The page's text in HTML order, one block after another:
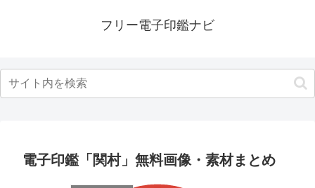
フリー電子印鑑ナビ
電子印鑑「関村」無料画像・素材まとめ